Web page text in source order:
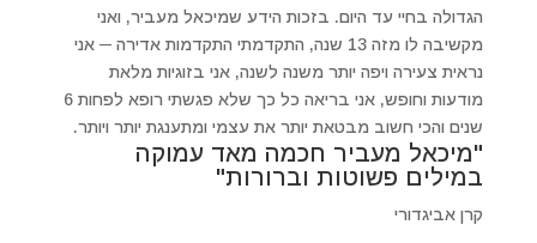
הגדולה בחיי עד היום. בזכות הידע שמיכאל מעביר, ואני
מקשיבה לו מזה 13 שנה, התקדמתי התקדמות אדירה ─ אני
נראית צעירה ויפה יותר משנה לשנה, אני בזוגיות מלאת
מודעות וחופש, אני בריאה כל כך שלא פגשתי רופא לפחות 6
שנים והכי חשוב מבטאת יותר את עצמי ומתענגת יותר ויותר.
"מיכאל מעביר חכמה מאד עמוקה
במילים פשוטות וברורות"
קרן אביגדורי